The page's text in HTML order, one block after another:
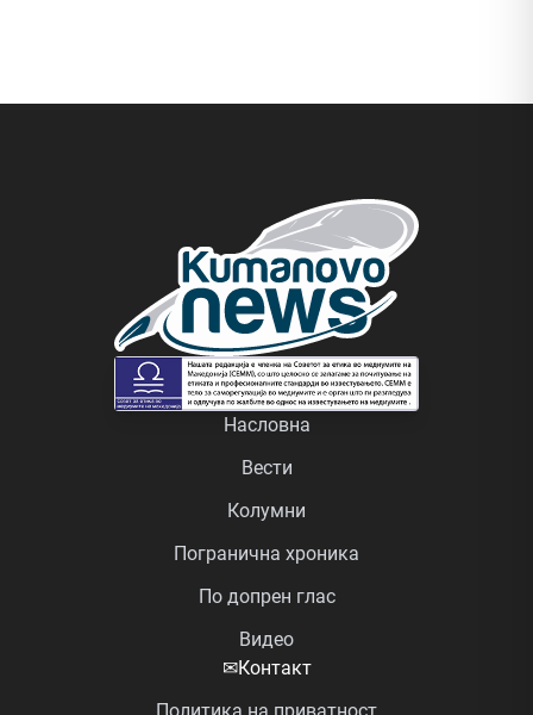
Насловна
Вести
Колумни
Погранична хроника
По допрен глас
Видео
✉Контакт